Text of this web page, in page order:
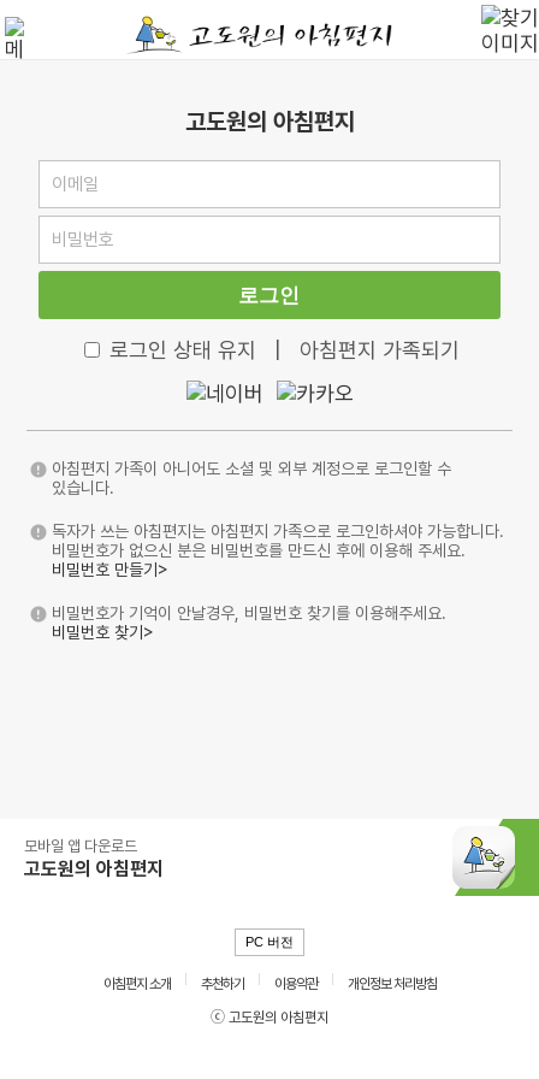
고도원의 아침편지
로그인
로그인 상태 유지 아침편지 가족되기
아침편지 가족이 아니어도 소셜 및 외부 계정으로 로그인할 수
있습니다.
독자가 쓰는 아침편지는 아침편지 가족으로 로그인하셔야 가능합니다.
비밀번호가 없으신 분은 비밀번호를 만드신 후에 이용해 주세요.
비밀번호 만들기>
비밀번호가 기억이 안날경우, 비밀번호 찾기를 이용해주세요.
비밀번호 찾기>
모바일 앱 다운로드
고도원의 아침편지
PC 버전
아침편지 소개 추천하기 이용약관
개인정보 처리방침
ⓒ 고도원의 아침편지